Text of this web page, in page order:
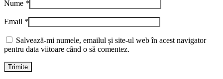
Nume *
Email *
Salvează-mi numele, emailul și site-ul web în acest navigator
pentru data viitoare când o să comentez.